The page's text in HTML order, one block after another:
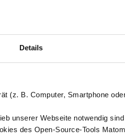
Details
(z. B. Computer, Smartphone
unserer Webseite notwendig
des Open-Source-Tools
di
sono detenuti daDas